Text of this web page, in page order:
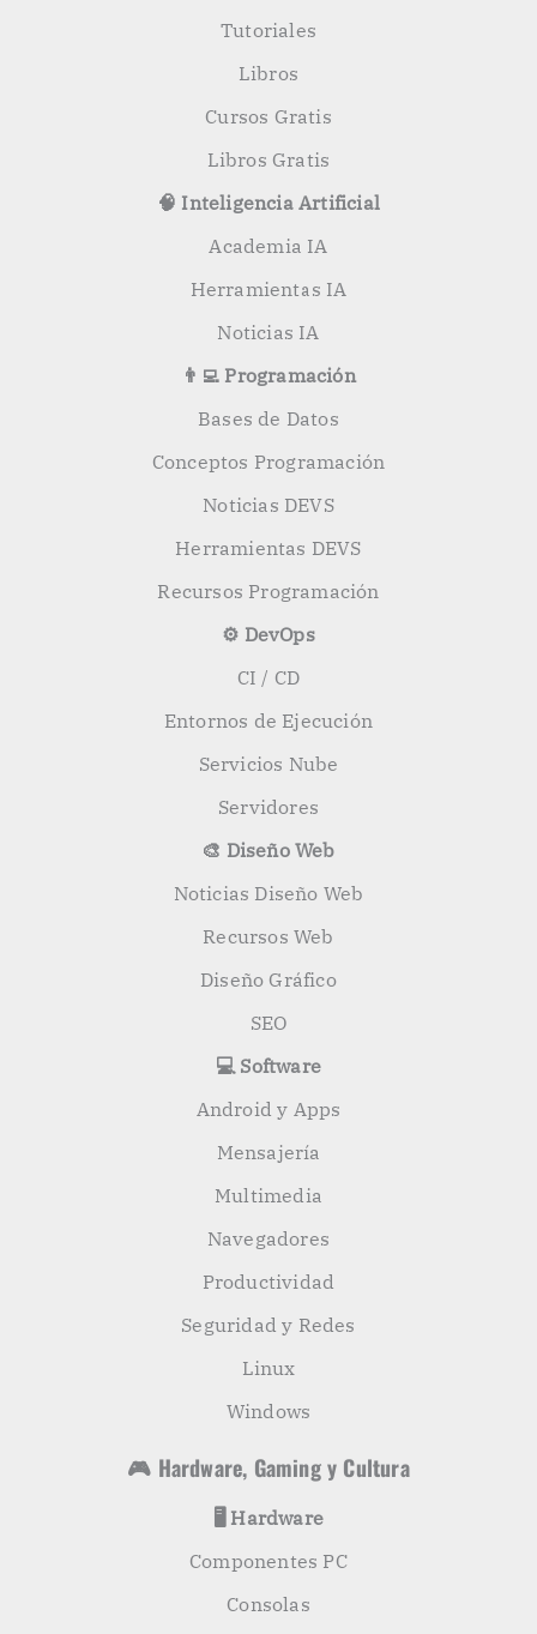
Tutoriales
Libros
Cursos Gratis
Libros Gratis
🧠 Inteligencia Artificial
Academia IA
Herramientas IA
Noticias IA
👨‍💻 Programación
Bases de Datos
Conceptos Programación
Noticias DEVS
Herramientas DEVS
Recursos Programación
⚙️ DevOps
CI / CD
Entornos de Ejecución
Servicios Nube
Servidores
🎨 Diseño Web
Noticias Diseño Web
Recursos Web
Diseño Gráfico
SEO
💻 Software
Android y Apps
Mensajería
Multimedia
Navegadores
Productividad
Seguridad y Redes
Linux
Windows
🎮 Hardware, Gaming y Cultura
🖥️ Hardware
Componentes PC
Consolas